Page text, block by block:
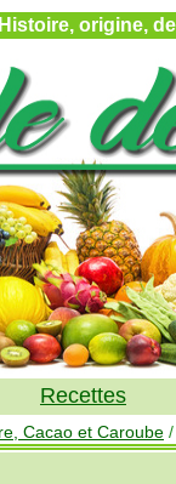
origine,
Recettes
Cacao et Caroube /